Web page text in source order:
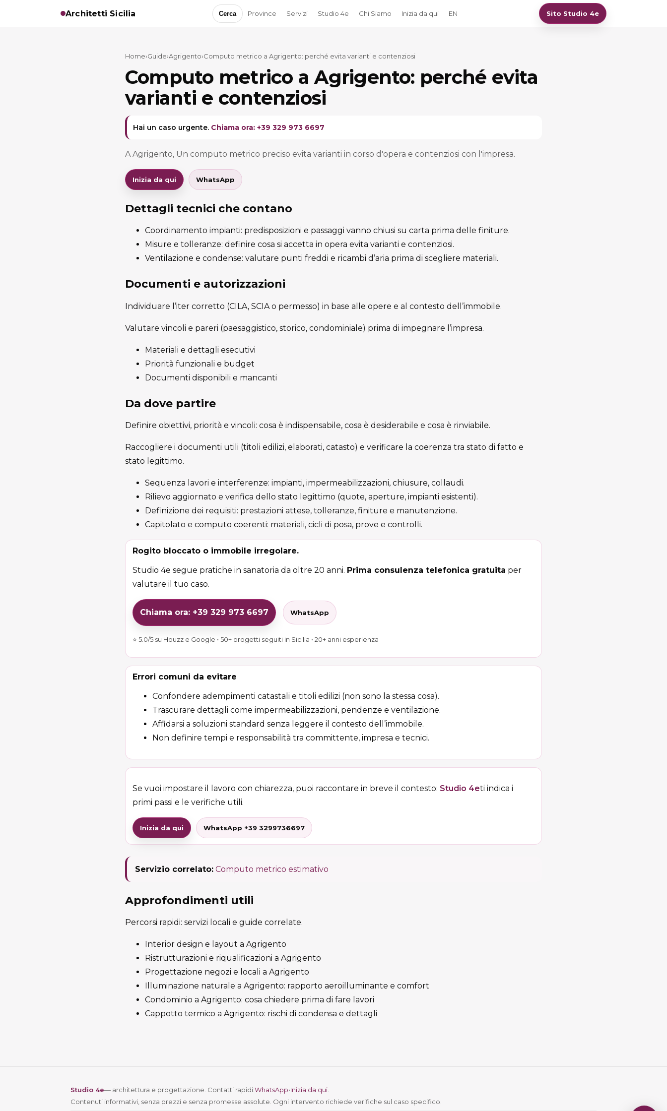
Architetti Sicilia Cerca Province Servizi Studio 4e Chi Siamo Inizia da qui EN Sito Studio 4e
Home›Guide›Agrigento›Computo metrico a Agrigento: perché evita varianti e contenziosi
Computo metrico a Agrigento: perché evita
varianti e contenziosi
Hai un caso urgente. Chiama ora: +39 329 973 6697
A Agrigento, Un computo metrico preciso evita varianti in corso d'opera e contenziosi con l'impresa.
Inizia da qui WhatsApp
Dettagli tecnici che contano
Coordinamento impianti: predisposizioni e passaggi vanno chiusi su carta prima delle finiture.
Misure e tolleranze: definire cosa si accetta in opera evita varianti e contenziosi.
Ventilazione e condense: valutare punti freddi e ricambi d’aria prima di scegliere materiali.
Documenti e autorizzazioni
Individuare l’iter corretto (CILA, SCIA o permesso) in base alle opere e al contesto dell’immobile.
Valutare vincoli e pareri (paesaggistico, storico, condominiale) prima di impegnare l’impresa.
Materiali e dettagli esecutivi
Priorità funzionali e budget
Documenti disponibili e mancanti
Da dove partire
Definire obiettivi, priorità e vincoli: cosa è indispensabile, cosa è desiderabile e cosa è rinviabile.
Raccogliere i documenti utili (titoli edilizi, elaborati, catasto) e verificare la coerenza tra stato di fatto e
stato legittimo.
Sequenza lavori e interferenze: impianti, impermeabilizzazioni, chiusure, collaudi.
Rilievo aggiornato e verifica dello stato legittimo (quote, aperture, impianti esistenti).
Definizione dei requisiti: prestazioni attese, tolleranze, finiture e manutenzione.
Capitolato e computo coerenti: materiali, cicli di posa, prove e controlli.
Rogito bloccato o immobile irregolare.
Studio 4e segue pratiche in sanatoria da oltre 20 anni. Prima consulenza telefonica gratuita per
valutare il tuo caso.
Chiama ora: +39 329 973 6697 WhatsApp
⭐ 5.0/5 su Houzz e Google • 50+ progetti seguiti in Sicilia • 20+ anni esperienza
Errori comuni da evitare
Confondere adempimenti catastali e titoli edilizi (non sono la stessa cosa).
Trascurare dettagli come impermeabilizzazioni, pendenze e ventilazione.
Affidarsi a soluzioni standard senza leggere il contesto dell’immobile.
Non definire tempi e responsabilità tra committente, impresa e tecnici.
Se vuoi impostare il lavoro con chiarezza, puoi raccontare in breve il contesto: Studio 4eti indica i
primi passi e le verifiche utili.
Inizia da qui WhatsApp +39 3299736697
Servizio correlato: Computo metrico estimativo
Approfondimenti utili
Percorsi rapidi: servizi locali e guide correlate.
Interior design e layout a Agrigento
Ristrutturazioni e riqualificazioni a Agrigento
Progettazione negozi e locali a Agrigento
Illuminazione naturale a Agrigento: rapporto aeroilluminante e comfort
Condominio a Agrigento: cosa chiedere prima di fare lavori
Cappotto termico a Agrigento: rischi di condensa e dettagli
Studio 4e— architettura e progettazione. Contatti rapidi:WhatsApp•Inizia da qui
Contenuti informativi, senza prezzi e senza promesse assolute. Ogni intervento richiede verifiche sul caso specifico.